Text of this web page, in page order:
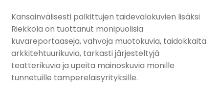
Kansainvälisesti palkittujen taidevalokuvien lisäksi
Riekkola on tuottanut monipuolisia
kuvareportaaseja, vahvoja muotokuvia, taidokkaita
arkkitehtuurikuvia, tarkasti järjesteltyjä
teatterikuvia ja upeita mainoskuvia monille
tunnetuille tamperelaisyrityksille.